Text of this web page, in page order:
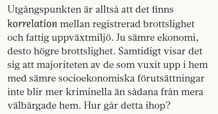
Utgångspunkten är alltså att det finns
korrelation mellan registrerad brottslighet
och fattig uppväxtmiljö. Ju sämre ekonomi,
desto högre brottslighet. Samtidigt visar det
sig att majoriteten av de som vuxit upp i hem
med sämre socioekonomiska förutsättningar
inte blir mer kriminella än sådana från mera
välbärgade hem. Hur går detta ihop?